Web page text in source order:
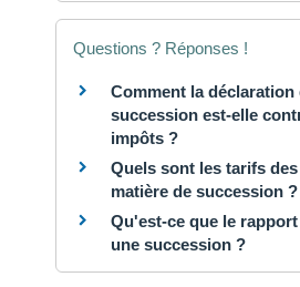
Questions ? Réponses !
Comment la déclaration
succession est-elle
impôts ?
Quels sont les tarifs
matière de succession ?
Qu'est-ce que le
une succession ?